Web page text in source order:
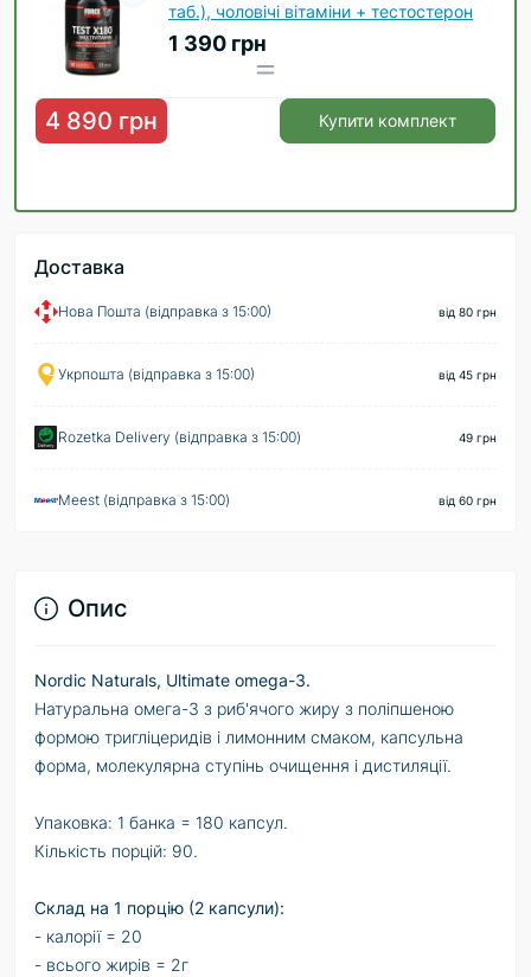
таб.), чоловічі вітаміни + тестостерон
1 390 грн
4 890 грн Купити комплект
Доставка
Нова Пошта (відправка з 15:00) від 80 грн
Укрпошта (відправка з 15:00) від 45 грн
Rozetka Delivery (відправка з 15:00) 49 грн
Meest (відправка з 15:00) від 60 грн
Опис
Nordic Naturals, Ultimate omega-3.
Натуральна омега-3 з риб'ячого жиру з поліпшеною
формою тригліцеридів і лимонним смаком, капсульна
форма, молекулярна ступінь очищення і дистиляції.
Упаковка: 1 банка = 180 капсул.
Кількість порцій: 90.
Склад на 1 порцію (2 капсули):
- калорії = 20
- всього жирів = 2г